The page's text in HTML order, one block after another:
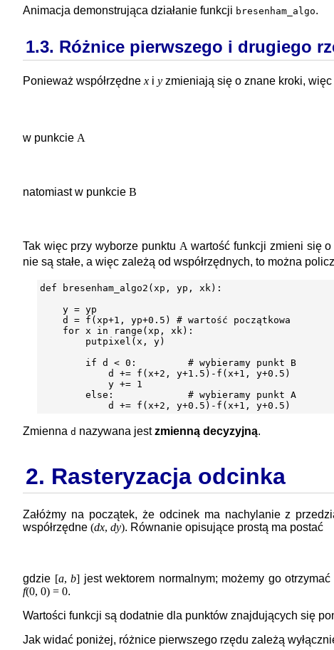
Animacja demonstrująca działanie funkcji bresenham_algo.
1.3. Różnice pierwszego i drugiego
Ponieważ współrzędne x i y zmieniają się o znane kroki,
w punkcie A
natomiast w punkcie B
Tak więc przy wyborze punktu A wartość funkcji zmieni się
nie są stałe, a więc zależą od współrzędnych, to można
def bresenham_algo2(xp, yp, xk):
    y = yp
    d = f(xp+1, yp+0.5) # wartość początkowa
    for x in range(xp, xk):
        putpixel(x, y)
        if d < 0:         # wybieramy punkt B
            d += f(x+2, y+1.5)-f(x+1, y+0.5)
            y += 1
        else:             # wybieramy punkt A
Zmienna d nazywana jestzmienną decyzyjną.
2. Rasteryzacja odcinka
Załóżmy na początek, że odcinek ma nachylanie z
współrzędne (dx, dy). Równanie opisujące prostą ma postać
gdzie [a,b] jest wektorem normalnym; możemy go
f(0, 0) = 0.
Wartości funkcji są dodatnie dla punktów znajdujących się
Jak widać poniżej, różnice pierwszego rzędu zależą